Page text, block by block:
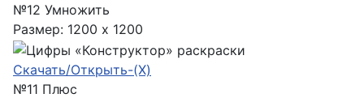
№12 Умножить
Размер: 1200 x 1200
Скачать/Открыть-(X)
№11 Плюс